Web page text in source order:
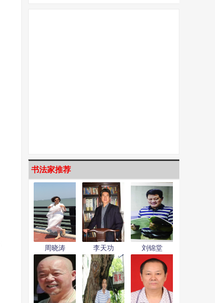
书法家推荐
周晓涛 李天功 刘锦堂